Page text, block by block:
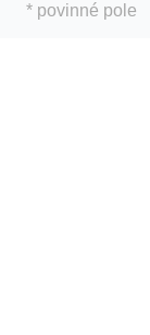
* povinné pole